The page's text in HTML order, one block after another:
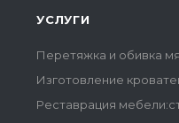
УСЛУГИ
Перетяжка и обивка
Изготовление
Реставрация